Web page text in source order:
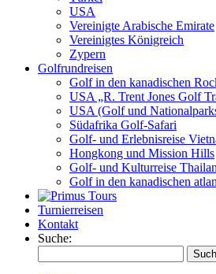
USA
Vereinigte Arabische Emirate
Vereinigtes Königreich
Zypern
Golfrundreisen
Golf in den kanadischen
USA „R. Trent Jones Golf
USA (Golf und
Südafrika Golf-Safari
Golf- und Erlebnisreise
Hongkong und Mission Hills
Golf- und Kulturreise
Golf in den kanadischen
Turnierreisen
Kontakt
Suche: